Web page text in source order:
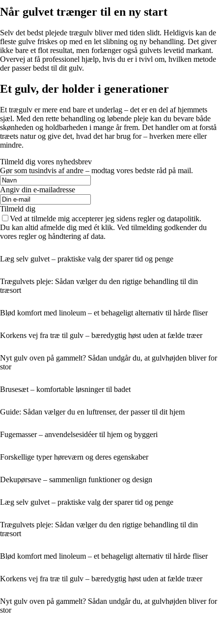
Når gulvet trænger til en ny start
Selv det bedst plejede trægulv bliver med tiden slidt. Heldigvis kan de
fleste gulve friskes op med en let slibning og ny behandling. Det giver
ikke bare et flot resultat, men forlænger også gulvets levetid markant.
Overvej at få professionel hjælp, hvis du er i tvivl om, hvilken metode
der passer bedst til dit gulv.
Et gulv, der holder i generationer
Et trægulv er mere end bare et underlag – det er en del af hjemmets
sjæl. Med den rette behandling og løbende pleje kan du bevare både
skønheden og holdbarheden i mange år frem. Det handler om at forstå
træets natur og give det, hvad det har brug for – hverken mere eller
mindre.
Tilmeld dig vores nyhedsbrev
Gør som tusindvis af andre – modtag vores bedste råd på mail.
Angiv din e-mailadresse
Tilmeld dig
Ved at tilmelde mig accepterer jeg sidens regler og datapolitik.
Du kan altid afmelde dig med ét klik. Ved tilmelding godkender du
vores regler og håndtering af data.
Læg selv gulvet – praktiske valg der sparer tid og penge
Trægulvets pleje: Sådan vælger du den rigtige behandling til din
træsort
Blød komfort med linoleum – et behageligt alternativ til hårde fliser
Korkens vej fra træ til gulv – bæredygtig høst uden at fælde træer
Nyt gulv oven på gammelt? Sådan undgår du, at gulvhøjden bliver for
stor
Brusesæt – komfortable løsninger til badet
Guide: Sådan vælger du en luftrenser, der passer til dit hjem
Fugemasser – anvendelsesidéer til hjem og byggeri
Forskellige typer høreværn og deres egenskaber
Dekupørsave – sammenlign funktioner og design
Læg selv gulvet – praktiske valg der sparer tid og penge
Trægulvets pleje: Sådan vælger du den rigtige behandling til din
træsort
Blød komfort med linoleum – et behageligt alternativ til hårde fliser
Korkens vej fra træ til gulv – bæredygtig høst uden at fælde træer
Nyt gulv oven på gammelt? Sådan undgår du, at gulvhøjden bliver for
stor